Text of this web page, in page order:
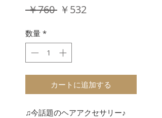
￥760 通
格
￥532
数量 *
カートに追加する
♫今話題のヘアアクセサリー♪